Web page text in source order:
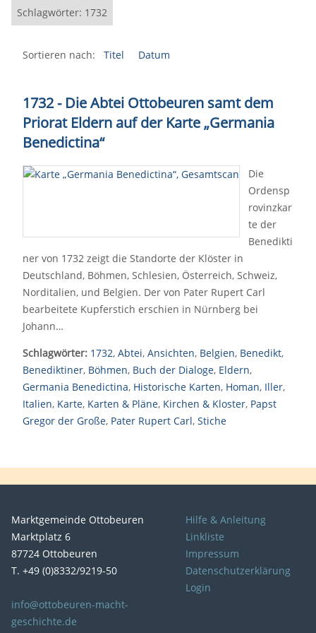
Schlagwörter: 1732
Sortieren nach: Titel Datum
1732 - Die Abtei Ottobeuren samt dem
Priorat Eldern auf der Karte „Germania
Benedictina“
Die
Ordensp
rovinzkar
te der
Benedikti
ner von 1732 zeigt die Standorte der Klöster in
Deutschland, Böhmen, Schlesien, Österreich, Schweiz,
Norditalien, und Belgien. Der von Pater Rupert Carl
bearbeitete Kupferstich erschien in Nürnberg bei
Johann…
Schlagwörter: 1732, Abtei, Ansichten, Belgien, Benedikt,
Benediktiner, Böhmen, Buch der Dialoge, Eldern,
Germania Benedictina, Historische Karten, Homan, Iller,
Italien, Karte, Karten & Pläne, Kirchen & Kloster, Papst
Gregor der Große, Pater Rupert Carl, Stiche
Marktgemeinde Ottobeuren
Marktplatz 6
87724 Ottobeuren
T. +49 (0)8332/9219-50
info@ottobeuren-macht-
geschichte.de
Hilfe & Anleitung
Linkliste
Impressum
Datenschutzerklärung
Login